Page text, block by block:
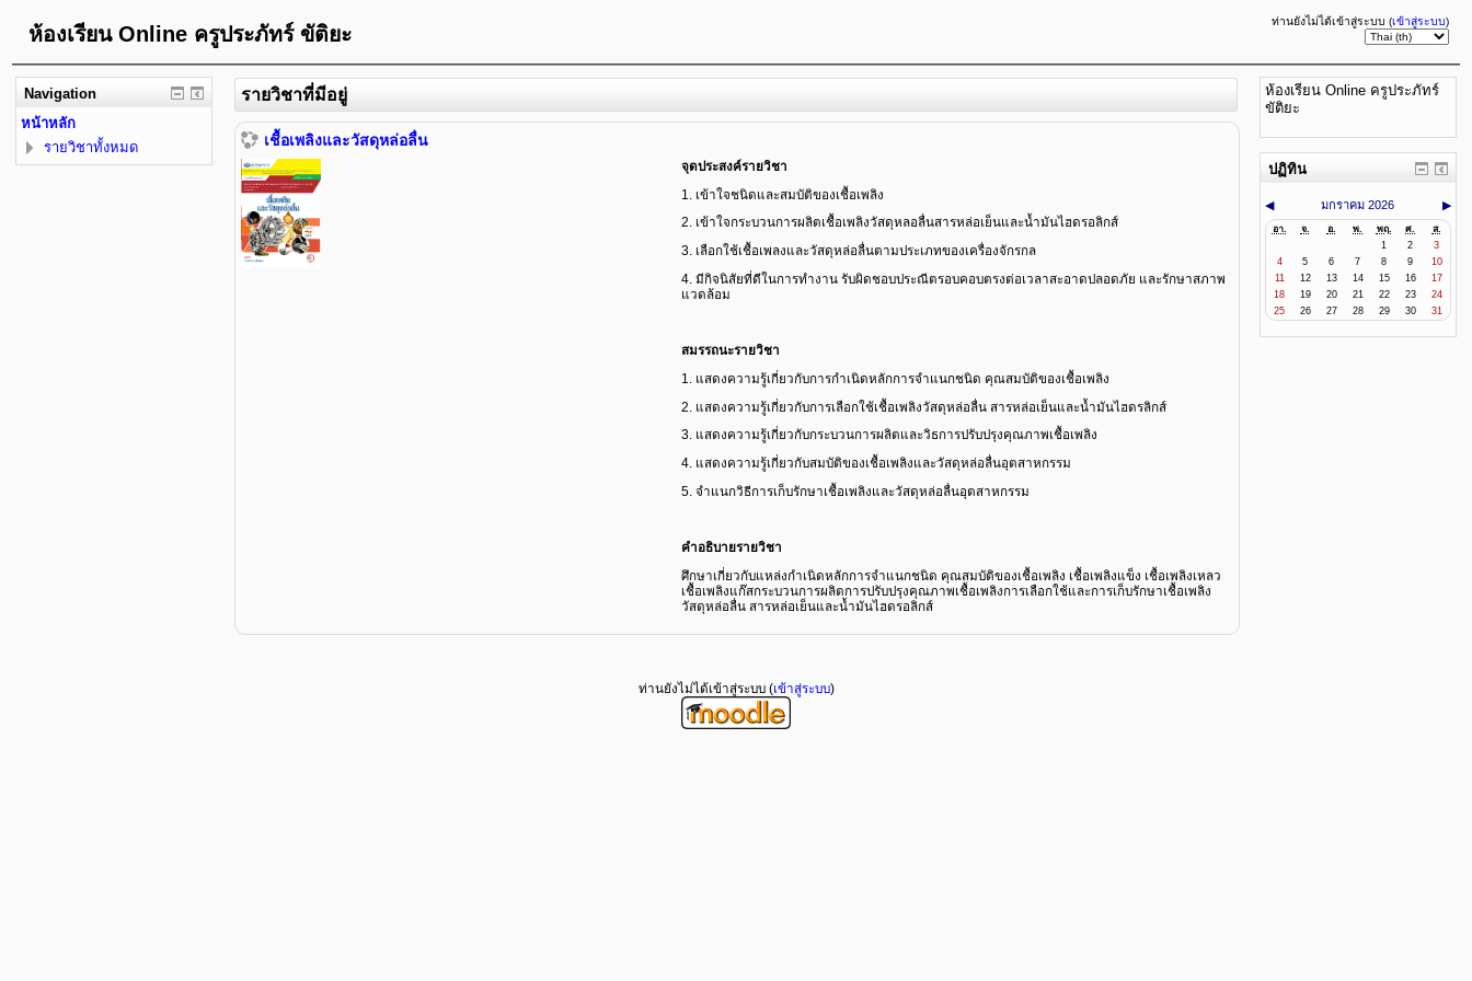
ห้องเรียน Online ครูประภัทร์ ขัติยะ
ท่านยังไม่ได้เข้าสู่ระบบ (เข้าสู่ระบบ)
รายวิชาที่มีอยู่
เชื้อเพลิงและวัสดุหล่อลื่น
จุดประสงค์รายวิชา
1. เข้าใจชนิดและสมบัติของเชื้อเพลิง
2. เข้าใจกระบวนการผลิตเชื้อเพลิงวัสดุหลอลื่นสารหล่อเย็นและน้ำมันไฮดรอลิกส์
3. เลือกใช้เชื้อเพลงและวัสดุหล่อลื่นตามประเภทของเครื่องจักรกล
4. มีกิจนิสัยที่ดีในการทํางาน รับผิดชอบประณีตรอบคอบตรงต่อเวลาสะอาดปลอดภัย และรักษาสภาพ
แวดล้อม
สมรรถนะรายวิชา
1. แสดงความรู้เกี่ยวกับการกําเนิดหลักการจําแนกชนิด คุณสมบัติของเชื้อเพลิง
2. แสดงความรู้เกี่ยวกับการเลือกใช้เชื้อเพลิงวัสดุหล่อลื่น สารหล่อเย็นและน้ำมันไฮดรลิกส์
3. แสดงความรู้เกี่ยวกับกระบวนการผลิตและวิธการปรับปรุงคุณภาพเชื้อเพลิง
4. แสดงความรู้เกี่ยวกับสมบัติของเชื้อเพลิงและวัสดุหล่อลื่นอุตสาหกรรม
5. จําแนกวิธีการเก็บรักษาเชื้อเพลิงและวัสดุหล่อลื่นอุตสาหกรรม
คําอธิบายรายวิชา
ศึกษาเกี่ยวกับแหล่งกําเนิดหลักการจําแนกชนิด คุณสมบัติของเชื้อเพลิง เชื้อเพลิงแข็ง เชื้อเพลิงเหลว
เชื้อเพลิงแก๊สกระบวนการผลิตการปรับปรุงคุณภาพเชื้อเพลิงการเลือกใช้และการเก็บรักษาเชื้อเพลิง
วัสดุหล่อลื่น สารหล่อเย็นและน้ำมันไฮดรอลิกส์
Navigation
หน้าหลัก
รายวิชาทั้งหมด
ห้องเรียน Online ครูประภัทร์
ขัติยะ
ปฏิทิน
◀ มกราคม 2026 ▶
อา. จ. อ. พ. พฤ. ศ.
ส.
1
2
3
4
5 6 7 8 9
10
11
12 13 14 15 16
17
18
19 20 21 22 23
24
25
26 27 28 29 30 31
ท่านยังไม่ได้เข้าสู่ระบบ (เข้าสู่ระบบ)